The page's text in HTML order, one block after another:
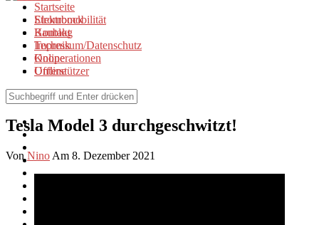
Startseite
Strombock
Kontakt
Impressum/Datenschutz
Kooperationen
Unterstützer
Elektromobilität
Baublog
Technik
Online
Offline
Elektromobilität
Tesla Model 3 durchgeschwitzt!
Von Nino Am 8. Dezember 2021